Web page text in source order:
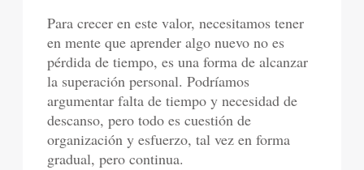
Para crecer en este valor, necesitamos tener
en mente que aprender algo nuevo no es
pérdida de tiempo, es una forma de alcanzar
la superación personal. Podríamos
argumentar falta de tiempo y necesidad de
descanso, pero todo es cuestión de
organización y esfuerzo, tal vez en forma
gradual, pero continua.